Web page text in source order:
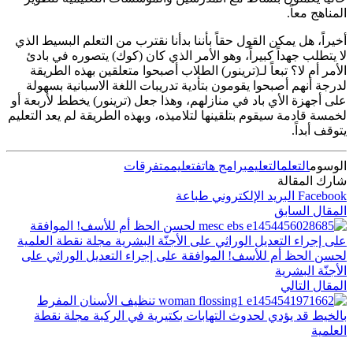
المناهج معاً.
أخيراً، هل يمكن القول حقاً بأننا بدأنا نقترب من التعلم البسيط الذي
لا يتطلب جهداً كبيراً، وهو الأمر الذي كان (كوك) يتصوره في بادئ
الأمر أم لا؟ تبعاً لـ(ترينور) الطلاب أصبحوا متعلقين بهذه الطريقة
لدرجة أنهم أصبحوا يقومون بتأدية تدريبات اللغة الاسبانية بسهولة
على أجهزة الأي باد في منازلهم، وهذا جعل (ترينور) يخطط لأربعة أو
لخمسة قادمة سيقوم بتلقينها لتلاميذه، وبهذه الطريقة لم يعد التعليم
يتوقف أبداً.
الوسومالتعلمالتعليمبرامج هاتفتعليممتفرقات
شارك المقالة
Facebook البريد الإلكتروني طباعة
المقال السابق
لحسن الحظ أم للأسف! الموافقة على إجراء التعديل الوراثي على
الأجنّة البشرية
المقال التالي